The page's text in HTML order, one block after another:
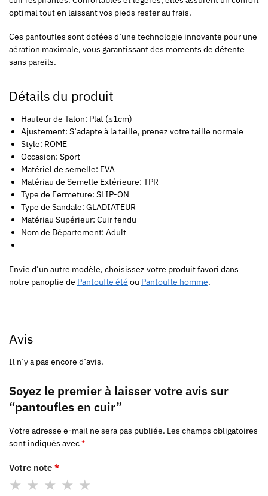
optimal tout en laissant vos pieds rester au frais.
Ces pantoufles sont dotées d’une technologie innovante pour une
aération maximale, vous garantissant des moments de détente
sans pareils.
Détails du produit
Hauteur de Talon: Plat (≤1cm)
Ajustement: S’adapte à la taille, prenez votre taille normale
Style: ROME
Occasion: Sport
Matériel de semelle: EVA
Matériau de Semelle Extérieure: TPR
Type de Fermeture: SLIP-ON
Type de Sandale: GLADIATEUR
Matériau Supérieur: Cuir fendu
Nom de Département: Adult
Envie d’un autre modèle, choisissez votre produit favori dans
notre panoplie de Pantoufle été ou Pantoufle homme.
Avis
Il n’y a pas encore d’avis.
Soyez le premier à laisser votre avis sur
“pantoufles en cuir”
Votre adresse e-mail ne sera pas publiée. Les champs obligatoires
sont indiqués avec*
Votre note *